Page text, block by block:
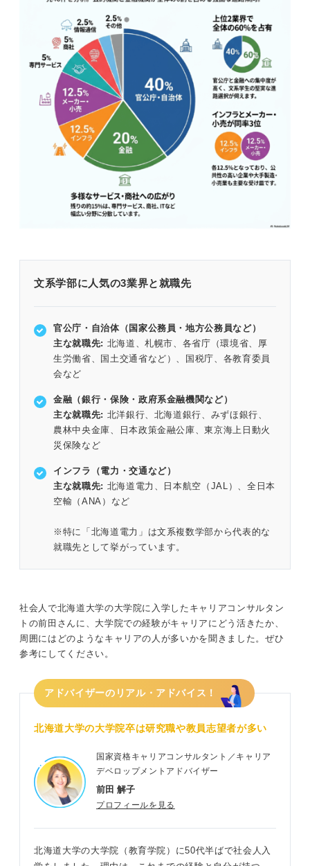
文系学部に人気の3業界と就職先
官公庁・自治体（国家公務員・地方公務員など）
主な就職先: 北海道、札幌市、各省庁（環境省、厚
生労働省、国土交通省など）、国税庁、各教育委員
会など
金融（銀行・保険・政府系金融機関など）
主な就職先: 北洋銀行、北海道銀行、みずほ銀行、
農林中央金庫、日本政策金融公庫、東京海上日動火
災保険など
インフラ（電力・交通など）
主な就職先: 北海道電力、日本航空（JAL）、全日本
空輸（ANA）など
※特に「北海道電力」は文系複数学部から代表的な
就職先として挙がっています。
社会人で北海道大学の大学院に入学したキャリアコンサルタン
トの前田さんに、大学院での経験がキャリアにどう活きたか、
周囲にはどのようなキャリアの人が多いかを聞きました。ぜひ
参考にしてください。
アドバイザーのリアル・アドバイス！
北海道大学の大学院卒は研究職や教員志望者が多い
国家資格キャリアコンサルタント／キャリア
デベロップメントアドバイザー
前田 解子
プロフィールを見る
北海道大学の大学院（教育学院）に50代半ばで社会人入